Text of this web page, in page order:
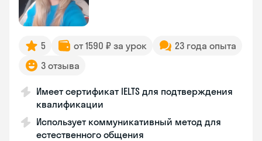
5 от 1590 ₽ за урок
23 года опыта
3 отзыва
Имеет сертификат IELTS для подтверждения
квалификации
Использует коммуникативный метод для
естественного общения